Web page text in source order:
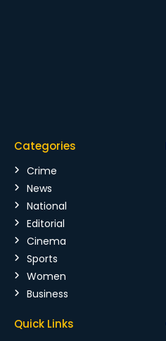
Categories
Crime
News
National
Editorial
Cinema
Sports
Women
Business
Quick Links